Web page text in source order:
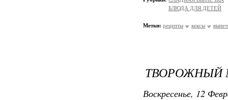
БЛЮДА ДЛЯ ДЕТЕЙ
Метки: рецепты кексы
ТВОРОЖНЫЙ
Воскресенье, 12